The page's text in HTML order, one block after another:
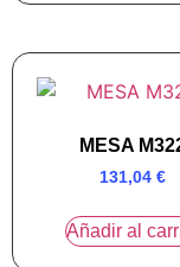
MESA
131,04 €
Añadir al